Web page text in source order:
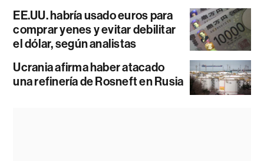
EE.UU. habría usado euros para
comprar yenes y evitar debilitar
el dólar, según analistas
Ucrania afirma haber atacado
una refinería de Rosneft en Rusia